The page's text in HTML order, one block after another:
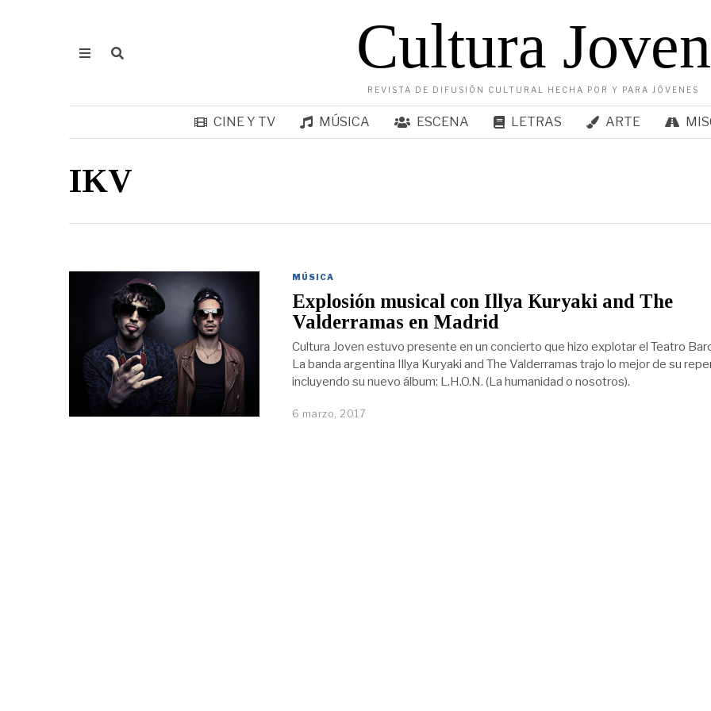
Cultura Joven
REVISTA DE DIFUSIÓN CULTURAL HECHA POR Y PARA JÓVENES
CINE Y TV MÚSICA ESCENA LETRAS ARTE
IKV
MÚSICA
Explosión musical con Illya Kuryaki and The
Valderramas en Madrid
Cultura Joven estuvo presente en un concierto que hizo explotar el Teatro
La banda argentina Illya Kuryaki and The Valderramas trajo lo mejor de su
incluyendo su nuevo álbum: L.H.O.N. (La humanidad o nosotros).
6 marzo, 2017